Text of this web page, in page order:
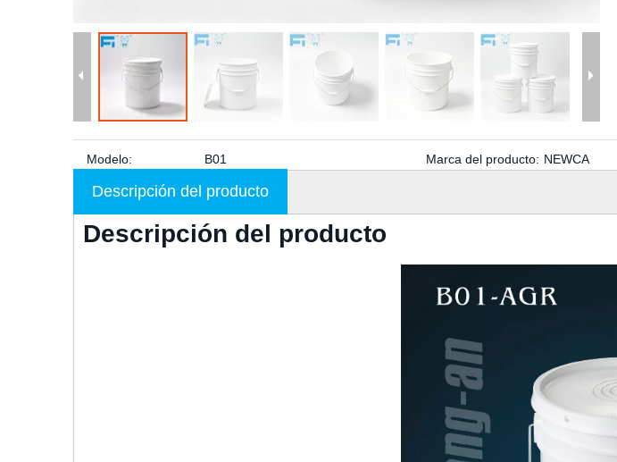
Modelo: B01 Marca del producto: NEWCA
Descripción del producto
Descripción del producto